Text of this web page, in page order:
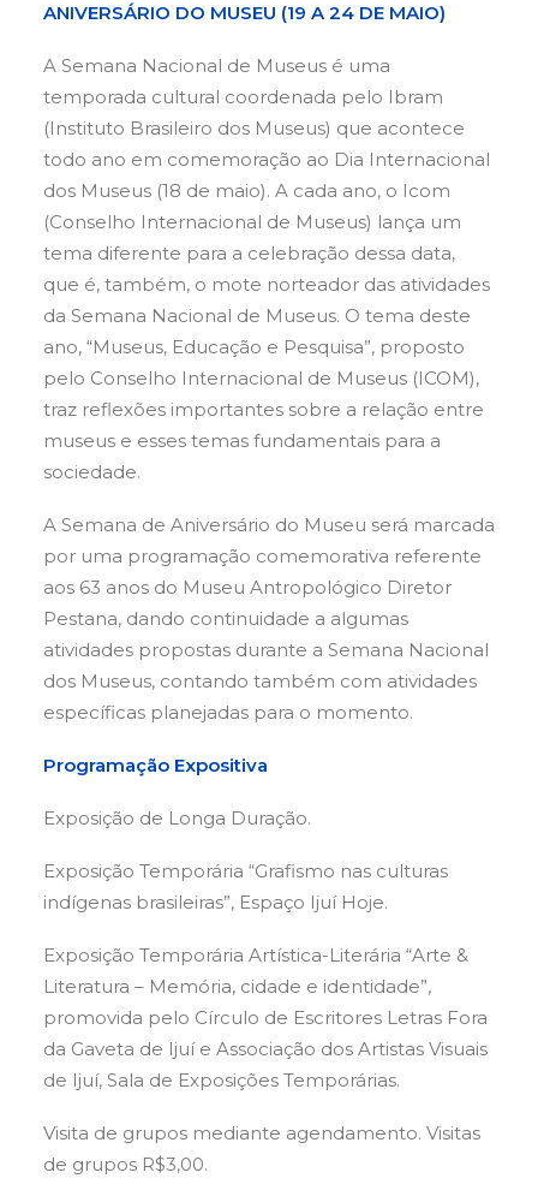
ANIVERSÁRIO DO MUSEU (19 A 24 DE MAIO)
A Semana Nacional de Museus é uma
temporada cultural coordenada pelo Ibram
(Instituto Brasileiro dos Museus) que acontece
todo ano em comemoração ao Dia Internacional
dos Museus (18 de maio). A cada ano, o Icom
(Conselho Internacional de Museus) lança um
tema diferente para a celebração dessa data,
que é, também, o mote norteador das atividades
da Semana Nacional de Museus. O tema deste
ano, “Museus, Educação e Pesquisa”, proposto
pelo Conselho Internacional de Museus (ICOM),
traz reflexões importantes sobre a relação entre
museus e esses temas fundamentais para a
sociedade.
A Semana de Aniversário do Museu será marcada
por uma programação comemorativa referente
aos 63 anos do Museu Antropológico Diretor
Pestana, dando continuidade a algumas
atividades propostas durante a Semana Nacional
dos Museus, contando também com atividades
específicas planejadas para o momento.
Programação Expositiva
Exposição de Longa Duração.
Exposição Temporária “Grafismo nas culturas
indígenas brasileiras”, Espaço Ijuí Hoje.
Exposição Temporária Artística-Literária “Arte &
Literatura – Memória, cidade e identidade”,
promovida pelo Círculo de Escritores Letras Fora
da Gaveta de Ijuí e Associação dos Artistas Visuais
de Ijuí, Sala de Exposições Temporárias.
Visita de grupos mediante agendamento. Visitas
de grupos R$3,00.